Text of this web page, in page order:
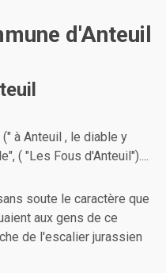
d'Anteuil
à Anteuil , le diable y
( "Les Fous d'Anteuil")....
soute le caractère que
aux gens de ce
de l'escalier jurassien